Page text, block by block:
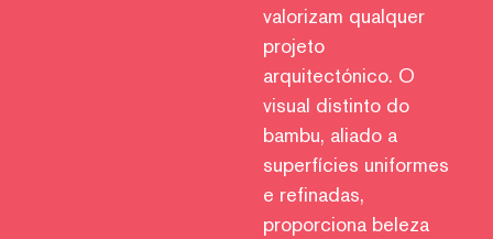
valorizam qualquer
projeto
arquitectónico. O
visual distinto do
bambu, aliado a
superfícies uniformes
e refinadas,
proporciona beleza